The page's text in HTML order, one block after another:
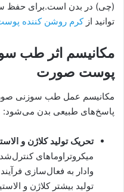
(چی) در بدن است.برای حفظ
توانید ازکرم روشن کننده
مکانیسم اثر طب
پوست صورت
مکانیسم عمل طب سوزنی
پاسخ‌های طبیعی بدن می‌شود:
تحریک تولید کلاژن و
میکروتراوماهای
وادار به فعال‌سازی
تولید بیشتر کلاژن و